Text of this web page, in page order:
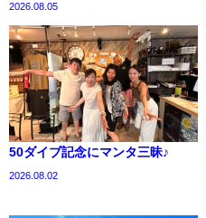
2026.08.05
50ダイブ記念にマンタ三昧♪
2026.08.02